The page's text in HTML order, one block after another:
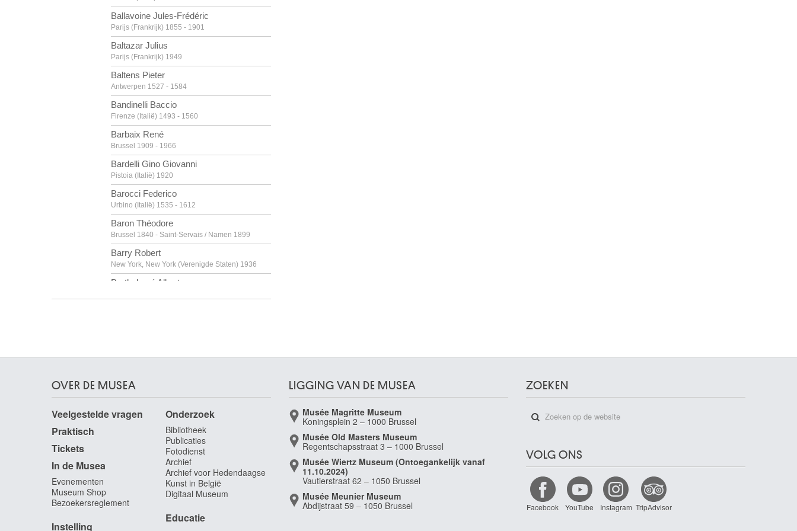
Ballavoine Jules-Frédéric
Parijs (Frankrijk) 1855 - 1901
Baltazar Julius
Parijs (Frankrijk) 1949
Baltens Pieter
Antwerpen 1527 - 1584
Bandinelli Baccio
Firenze (Italië) 1493 - 1560
Barbaix René
Brussel 1909 - 1966
Bardelli Gino Giovanni
Pistoia (Italië) 1920
Barocci Federico
Urbino (Italië) 1535 - 1612
Baron Théodore
Brussel 1840 - Saint-Servais / Namen 1899
Barry Robert
New York, New York (Verenigde Staten) 1936
Bartholomé Albert
Barye Antoine-Louis
Parijs (Frankrijk) 1796 - 1875
Baschenis Evaristo
Bergamo (Italië) 1617 - 1677
Baseleer Richard
Antwerpen 1867 - Genève (Zwitserland) 1951
Bassani Cesare
OVER DE MUSEA
Veelgestelde vragen
Praktisch
Tickets
In de Musea
Evenementen
Museum Shop
Bezoekersreglement
Instelling
Onderzoek
Bibliotheek
Publicaties
Fotodienst
Archief
Archief voor Hedendaagse
Kunst in België
Digitaal Museum
Educatie
LIGGING VAN DE MUSEA
Musée Magritte Museum
Koningsplein 2 – 1000 Brussel
Musée Old Masters Museum
Regentschapsstraat 3 – 1000 Brussel
Musée Wiertz Museum (Ontoegankelijk vanaf
11.10.2024)
Vautierstraat 62 – 1050 Brussel
Musée Meunier Museum
Abdijstraat 59 – 1050 Brussel
ZOEKEN
VOLG ONS
Facebook YouTube Instagram TripAdvisor